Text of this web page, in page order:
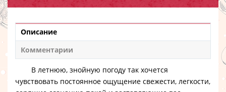
Описание
Комментарии
В летнюю, знойную погоду так хочется
чувствовать постоянное ощущение свежести, легкости,